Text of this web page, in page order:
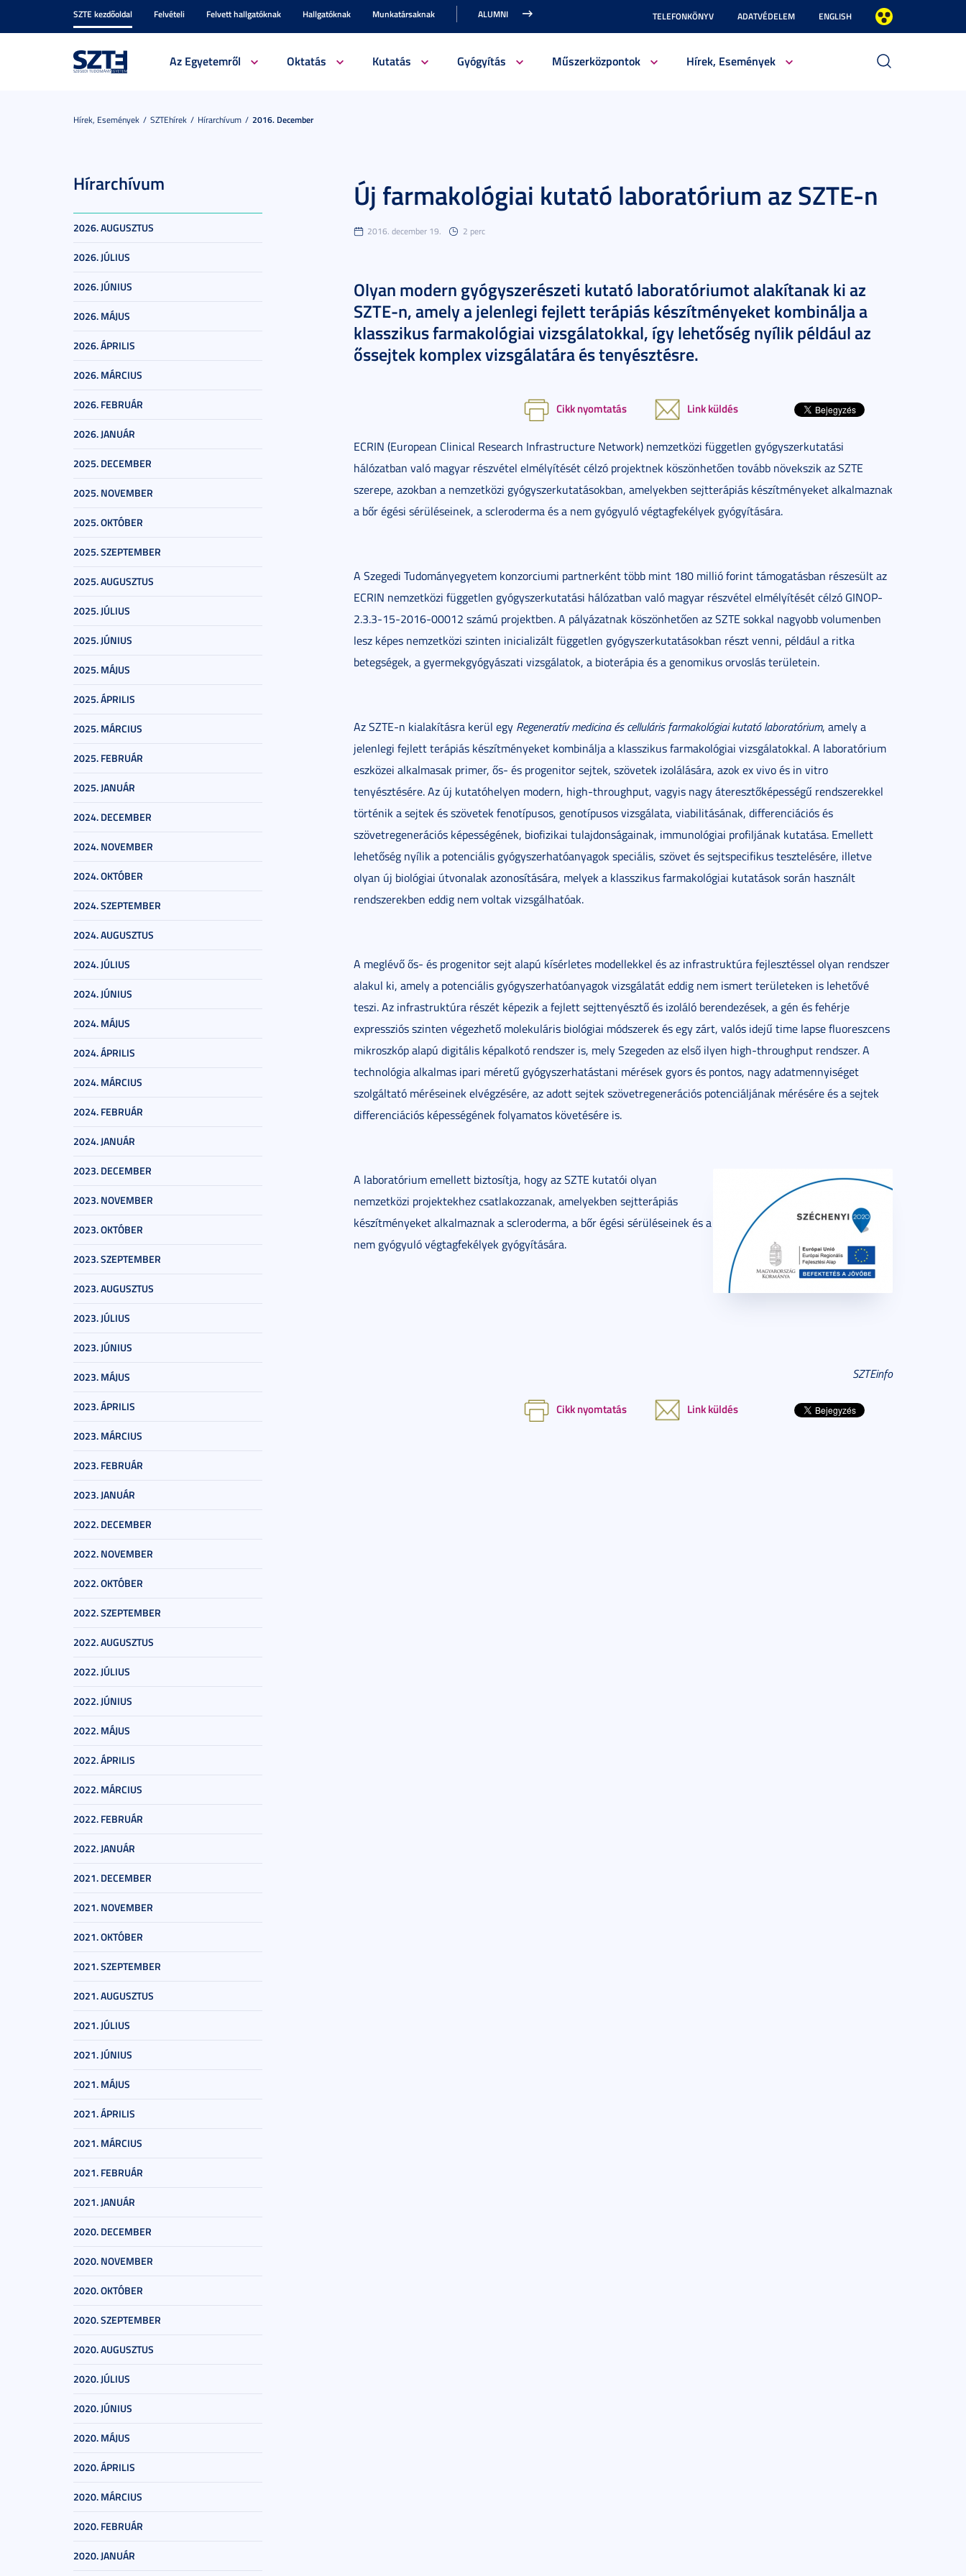
SZTE kezdőoldal Felvételi Felvett hallgatóknak Hallgatóknak Munkatársaknak ALUMNI TELEFONKÖNYV ADATVÉDELEM ENGLISH
Az Egyetemről Oktatás Kutatás Gyógyítás Műszerközpontok Hírek, Események
Hírek, Események SZTEhírek Hírarchívum 2016. December
Hírarchívum
2026. AUGUSZTUS
2026. JÚLIUS
2026. JÚNIUS
2026. MÁJUS
2026. ÁPRILIS
2026. MÁRCIUS
2026. FEBRUÁR
2026. JANUÁR
2025. DECEMBER
2025. NOVEMBER
2025. OKTÓBER
2025. SZEPTEMBER
2025. AUGUSZTUS
2025. JÚLIUS
2025. JÚNIUS
2025. MÁJUS
2025. ÁPRILIS
2025. MÁRCIUS
2025. FEBRUÁR
2025. JANUÁR
2024. DECEMBER
2024. NOVEMBER
2024. OKTÓBER
2024. SZEPTEMBER
2024. AUGUSZTUS
2024. JÚLIUS
2024. JÚNIUS
2024. MÁJUS
2024. ÁPRILIS
2024. MÁRCIUS
2024. FEBRUÁR
2024. JANUÁR
2023. DECEMBER
2023. NOVEMBER
2023. OKTÓBER
2023. SZEPTEMBER
2023. AUGUSZTUS
2023. JÚLIUS
2023. JÚNIUS
2023. MÁJUS
2023. ÁPRILIS
2023. MÁRCIUS
2023. FEBRUÁR
2023. JANUÁR
2022. DECEMBER
2022. NOVEMBER
2022. OKTÓBER
2022. SZEPTEMBER
2022. AUGUSZTUS
2022. JÚLIUS
2022. JÚNIUS
2022. MÁJUS
2022. ÁPRILIS
2022. MÁRCIUS
2022. FEBRUÁR
2022. JANUÁR
2021. DECEMBER
2021. NOVEMBER
2021. OKTÓBER
2021. SZEPTEMBER
2021. AUGUSZTUS
2021. JÚLIUS
2021. JÚNIUS
2021. MÁJUS
2021. ÁPRILIS
2021. MÁRCIUS
2021. FEBRUÁR
2021. JANUÁR
2020. DECEMBER
2020. NOVEMBER
2020. OKTÓBER
2020. SZEPTEMBER
2020. AUGUSZTUS
2020. JÚLIUS
2020. JÚNIUS
2020. MÁJUS
2020. ÁPRILIS
2020. MÁRCIUS
2020. FEBRUÁR
2020. JANUÁR
Új farmakológiai kutató laboratórium az SZTE-n
2016. december 19. 2 perc
Olyan modern gyógyszerészeti kutató laboratóriumot alakítanak ki az
SZTE-n, amely a jelenlegi fejlett terápiás készítményeket kombinálja a
klasszikus farmakológiai vizsgálatokkal, így lehetőség nyílik például az
őssejtek komplex vizsgálatára és tenyésztésre.
Cikk nyomtatás Link küldés
ECRIN (European Clinical Research Infrastructure Network) nemzetközi független gyógyszerkutatási
hálózatban való magyar részvétel elmélyítését célzó projektnek köszönhetően tovább növekszik az SZTE
szerepe, azokban a nemzetközi gyógyszerkutatásokban, amelyekben sejtterápiás készítményeket alkalmaznak
a bőr égési sérüléseinek, a scleroderma és a nem gyógyuló végtagfekélyek gyógyítására.
A Szegedi Tudományegyetem konzorciumi partnerként több mint 180 millió forint támogatásban részesült az
ECRIN nemzetközi független gyógyszerkutatási hálózatban való magyar részvétel elmélyítését célzó GINOP-
2.3.3-15-2016-00012 számú projektben. A pályázatnak köszönhetően az SZTE sokkal nagyobb volumenben
lesz képes nemzetközi szinten inicializált független gyógyszerkutatásokban részt venni, például a ritka
betegségek, a gyermekgyógyászati vizsgálatok, a bioterápia és a genomikus orvoslás területein.
Az SZTE-n kialakításra kerül egy Regeneratív medicina és celluláris farmakológiai kutató laboratórium, amely a
jelenlegi fejlett terápiás készítményeket kombinálja a klasszikus farmakológiai vizsgálatokkal. A laboratórium
eszközei alkalmasak primer, ős- és progenitor sejtek, szövetek izolálására, azok ex vivo és in vitro
tenyésztésére. Az új kutatóhelyen modern, high-throughput, vagyis nagy áteresztőképességű rendszerekkel
történik a sejtek és szövetek fenotípusos, genotípusos vizsgálata, viabilitásának, differenciációs és
szövetregenerációs képességének, biofizikai tulajdonságainak, immunológiai profiljának kutatása. Emellett
lehetőség nyílik a potenciális gyógyszerhatóanyagok speciális, szövet és sejtspecifikus tesztelésére, illetve
olyan új biológiai útvonalak azonosítására, melyek a klasszikus farmakológiai kutatások során használt
rendszerekben eddig nem voltak vizsgálhatóak.
A meglévő ős- és progenitor sejt alapú kísérletes modellekkel és az infrastruktúra fejlesztéssel olyan rendszer
alakul ki, amely a potenciális gyógyszerhatóanyagok vizsgálatát eddig nem ismert területeken is lehetővé
teszi. Az infrastruktúra részét képezik a fejlett sejttenyésztő és izoláló berendezések, a gén és fehérje
expressziós szinten végezhető molekuláris biológiai módszerek és egy zárt, valós idejű time lapse fluoreszcens
mikroszkóp alapú digitális képalkotó rendszer is, mely Szegeden az első ilyen high-throughput rendszer. A
technológia alkalmas ipari méretű gyógyszerhatástani mérések gyors és pontos, nagy adatmennyiséget
szolgáltató méréseinek elvégzésére, az adott sejtek szövetregenerációs potenciáljának mérésére és a sejtek
differenciációs képességének folyamatos követésére is.
A laboratórium emellett biztosítja, hogy az SZTE kutatói olyan
nemzetközi projektekhez csatlakozzanak, amelyekben sejtterápiás
készítményeket alkalmaznak a scleroderma, a bőr égési sérüléseinek és a
nem gyógyuló végtagfekélyek gyógyítására.
SZTEinfo
Cikk nyomtatás Link küldés